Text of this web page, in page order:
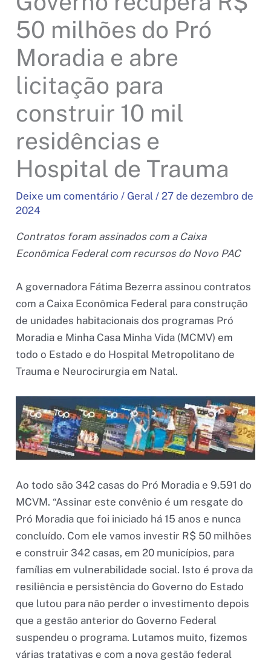
50 milhões do Pró
Moradia e abre
licitação para
construir 10 mil
residências e
Hospital de Trauma
Deixe um comentário / Geral / 27 de dezembro de
2024
Contratos foram assinados com a Caixa
Econômica Federal com recursos do Novo PAC
A governadora Fátima Bezerra assinou contratos
com a Caixa Econômica Federal para construção
de unidades habitacionais dos programas Pró
Moradia e Minha Casa Minha Vida (MCMV) em
todo o Estado e do Hospital Metropolitano de
Trauma e Neurocirurgia em Natal.
Ao todo são 342 casas do Pró Moradia e 9.591 do
MCVM. “Assinar este convênio é um resgate do
Pró Moradia que foi iniciado há 15 anos e nunca
concluído. Com ele vamos investir R$ 50 milhões
e construir 342 casas, em 20 municípios, para
famílias em vulnerabilidade social. Isto é prova da
resiliência e persistência do Governo do Estado
que lutou para não perder o investimento depois
que a gestão anterior do Governo Federal
suspendeu o programa. Lutamos muito, fizemos
várias tratativas e com a nova gestão federal